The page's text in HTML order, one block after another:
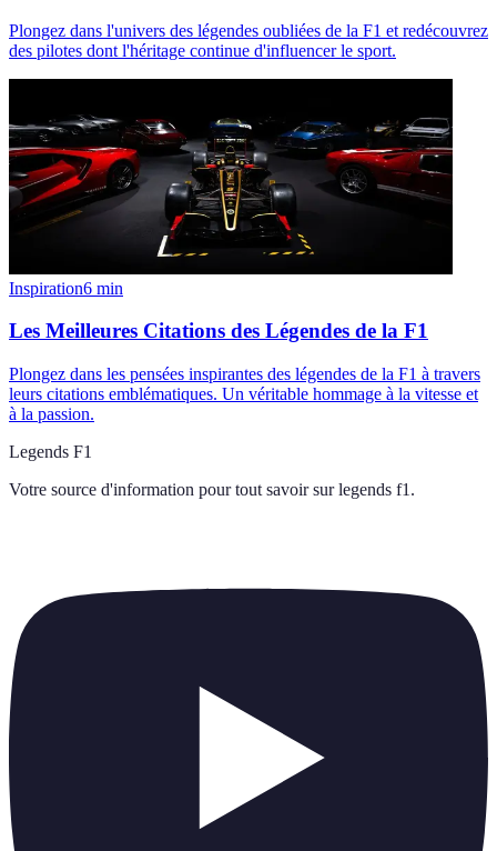
Plongez dans l'univers des légendes oubliées de la F1 et redécouvrez
des pilotes dont l'héritage continue d'influencer le sport.
Inspiration6 min
Les Meilleures Citations des Légendes de la F1
Plongez dans les pensées inspirantes des légendes de la F1 à travers
leurs citations emblématiques. Un véritable hommage à la vitesse et
à la passion.
Legends F1
Votre source d'information pour tout savoir sur legends f1 .